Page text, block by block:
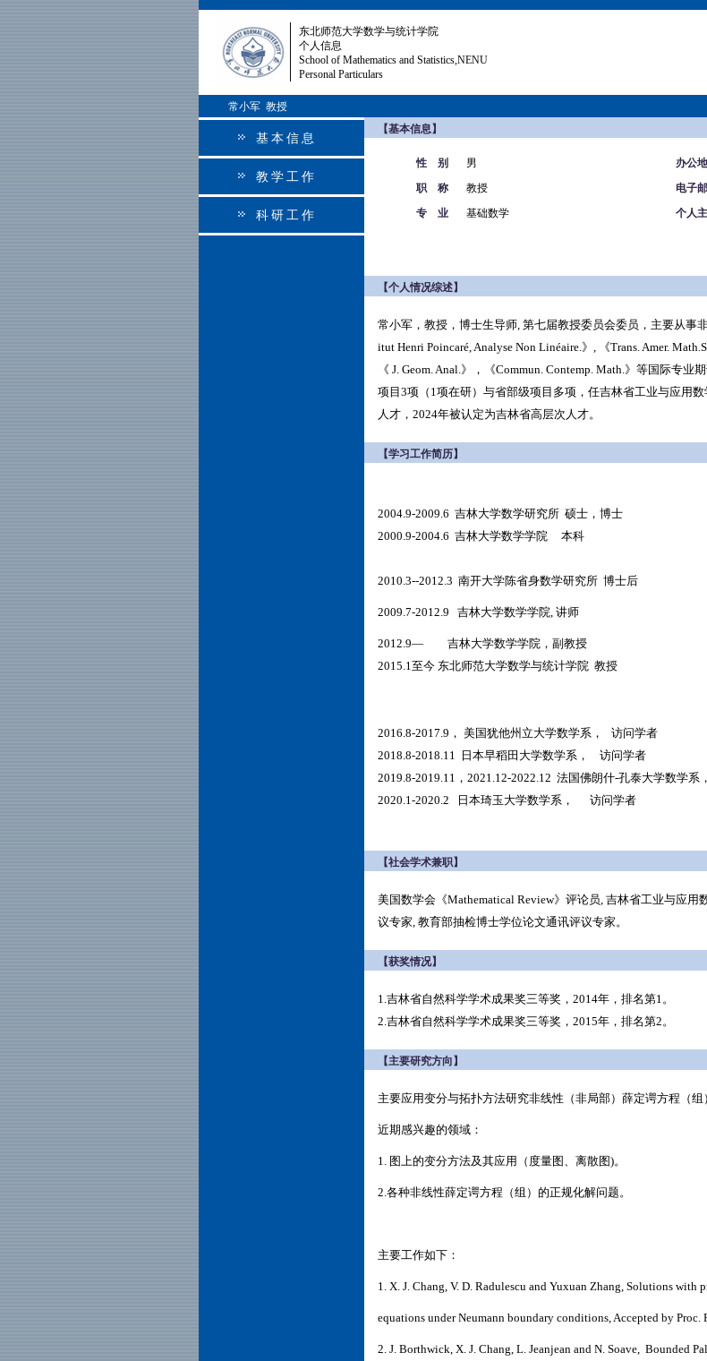
东北师范大学数学与统计学院
个人信息
School of Mathematics and Statistics,NENU
Personal Particulars
常小军 教授
基本信息
教学工作
科研工作
【基本信息】
性 别 男 办公
职 称
教授 电子
专 业
基础数学 个人
【个人情况综述】
常小军，教授，博士生导师, 第七届教授委员会委员， 主要从事
itut Henri Poincaré, Analyse Non Linéaire.》, 《Trans. Amer.
《 J. Geom. Anal.》，《Commun. Contemp. Math.》等国际专业
项目3项（1项在研）与省部级项目多项， 任吉林省工业与应用
人才，2024年被认定为吉林省高层次人才。
【学习工作简历】
2004.9-2009.6 吉林大学数学研究所 硕士，博士
2000.9-2004.6 吉林大学数学学院 本科
2010.3--2012.3 南开大学陈省身数学研究所 博士后
2009.7-2012.9 吉林大学数学学院, 讲师
2012.9— 吉林大学数学学院，副教授
2015.1至今 东北师范大学数学与统计学院 教授
2016.8-2017.9， 美国犹他州立大学数学系， 访问学者
2018.8-2018.11 日本早稻田大学数学系， 访问学者
2019.8-2019.11，2021.12-2022.12 法国佛朗什-孔泰大学数学系
2020.1-2020.2 日本琦玉大学数学系， 访问学者
【社会学术兼职】
美国数学会《Mathematical Review》评论员, 吉林省工业与应用
议专家, 教育部抽检博士学位论文通讯评议专家。
【获奖情况】
1.吉林省自然科学学术成果奖三等奖，2014年，排名第1。
2.吉林省自然科学学术成果奖三等奖，2015年，排名第2。
【主要研究方向】
主要应用变分与拓扑方法研究非线性（非局部）薛定谔方程（组
近期感兴趣的领域：
1. 图上的变分方法及其应用（度量图、离散图)。
2.各种非线性薛定谔方程（组）的正规化解问题。
主要工作如下：
1. X. J. Chang, V. D. Radulescu and Yuxuan Zhang, Solutions with
equations under Neumann boundary conditions, Accepted by Proc.
2. J. Borthwick, X. J. Chang, L. Jeanjean and N. Soave, Bounded